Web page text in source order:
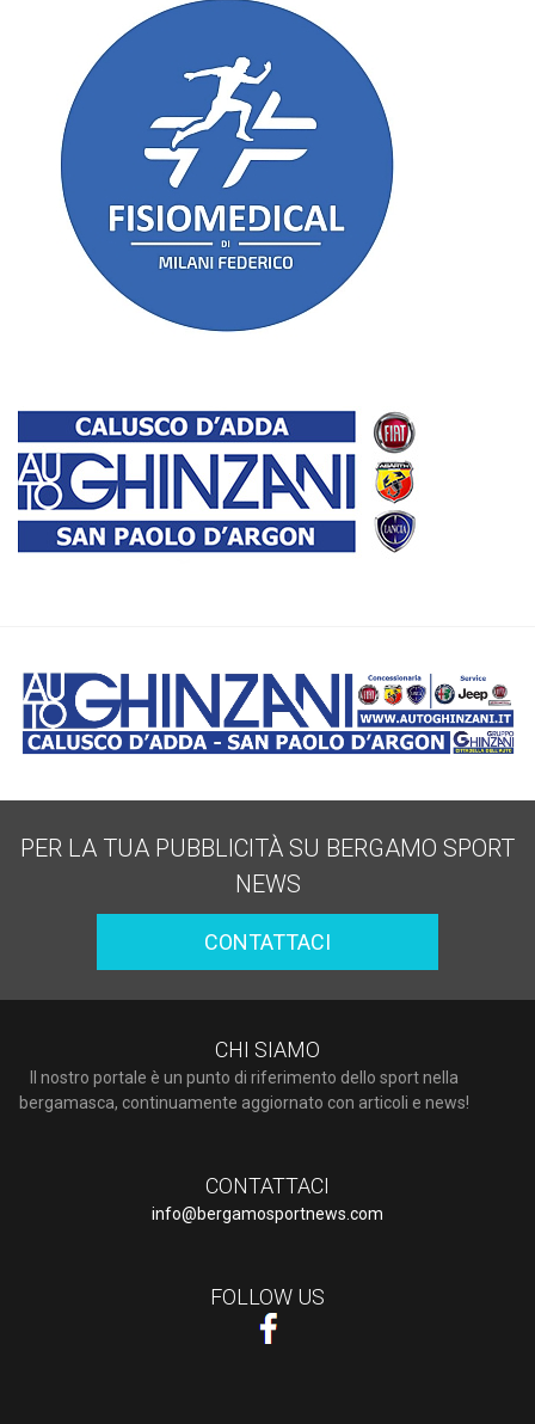
PER LA TUA PUBBLICITÀ SU BERGAMO SPORT
NEWS
CONTATTACI
CHI SIAMO
Il nostro portale è un punto di riferimento dello sport nella
bergamasca, continuamente aggiornato con articoli e news!
CONTATTACI
info@bergamosportnews.com
FOLLOW US